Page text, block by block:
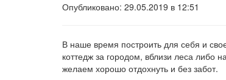
Опубликовано: 29.05.2019 в 12:51
В наше время построить для себя и
коттедж за городом, вблизи леса либо
желаем хорошо отдохнуть и без забот.